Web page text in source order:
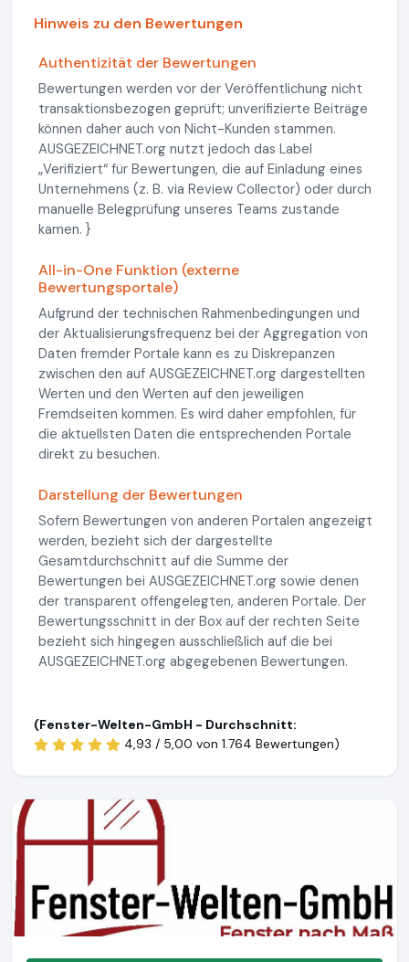
Hinweis zu den Bewertungen
Authentizität der Bewertungen
Bewertungen werden vor der Veröffentlichung nicht
transaktionsbezogen geprüft; unverifizierte Beiträge
können daher auch von Nicht-Kunden stammen.
AUSGEZEICHNET.org nutzt jedoch das Label
„Verifiziert“ für Bewertungen, die auf Einladung eines
Unternehmens (z. B. via Review Collector) oder durch
manuelle Belegprüfung unseres Teams zustande
kamen. }
All-in-One Funktion (externe
Bewertungsportale)
Aufgrund der technischen Rahmenbedingungen und
der Aktualisierungsfrequenz bei der Aggregation von
Daten fremder Portale kann es zu Diskrepanzen
zwischen den auf AUSGEZEICHNET.org dargestellten
Werten und den Werten auf den jeweiligen
Fremdseiten kommen. Es wird daher empfohlen, für
die aktuellsten Daten die entsprechenden Portale
direkt zu besuchen.
Darstellung der Bewertungen
Sofern Bewertungen von anderen Portalen angezeigt
werden, bezieht sich der dargestellte
Gesamtdurchschnitt auf die Summe der
Bewertungen bei AUSGEZEICHNET.org sowie denen
der transparent offengelegten, anderen Portale. Der
Bewertungsschnitt in der Box auf der rechten Seite
bezieht sich hingegen ausschließlich auf die bei
AUSGEZEICHNET.org abgegebenen Bewertungen.
(Fenster-Welten-GmbH - Durchschnitt:
4,93 / 5,00 von 1.764 Bewertungen)